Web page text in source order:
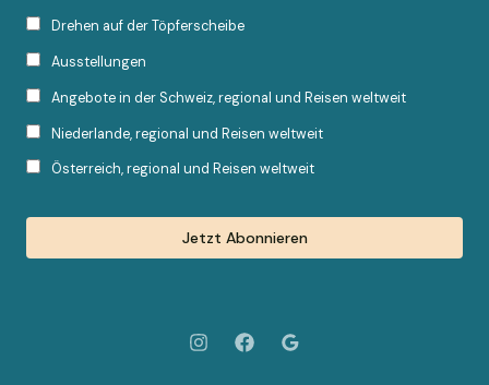
Drehen auf der Töpferscheibe
Ausstellungen
Angebote in der Schweiz, regional und Reisen weltweit
Niederlande, regional und Reisen weltweit
Österreich, regional und Reisen weltweit